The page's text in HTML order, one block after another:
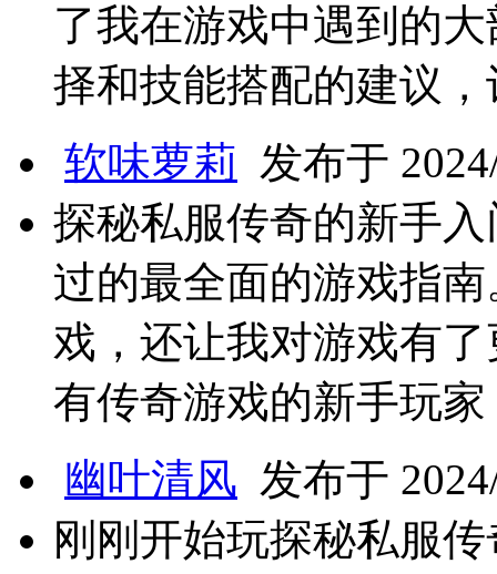
了我在游戏中遇到的
择和技能搭配的建议
软味萝莉 发布于
探秘私服传奇的新手
过的最全面的游戏指
戏，还让我对游戏有
有传奇游戏的新手玩家
幽叶清风 发布于
刚刚开始玩探秘私服